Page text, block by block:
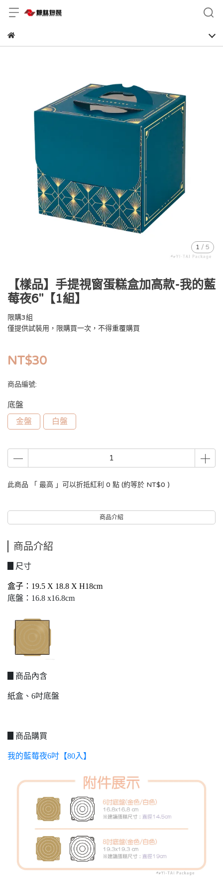
1 / 5
【樣品】手提視窗蛋糕盒加高款-我的藍
莓夜6"【1組】
限購3組
僅提供試裝用，限購買一次，不得重覆購買
NT$30
商品編號:
底盤
金盤
白盤
此商品 「 最高 」可以折抵紅利 0 點 (約等於 NT$0 )
商品介紹
商品介紹
▊尺寸
盒子：19.5 X 18.8 X H18cm
底盤：16.8 x16.8cm
▊商品內含
紙盒、6吋底盤
▊商品購買
我的藍莓夜6吋【80入】